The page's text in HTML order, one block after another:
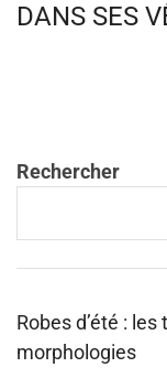
DANS SES
Rechercher
Robes d’été :
morphologies